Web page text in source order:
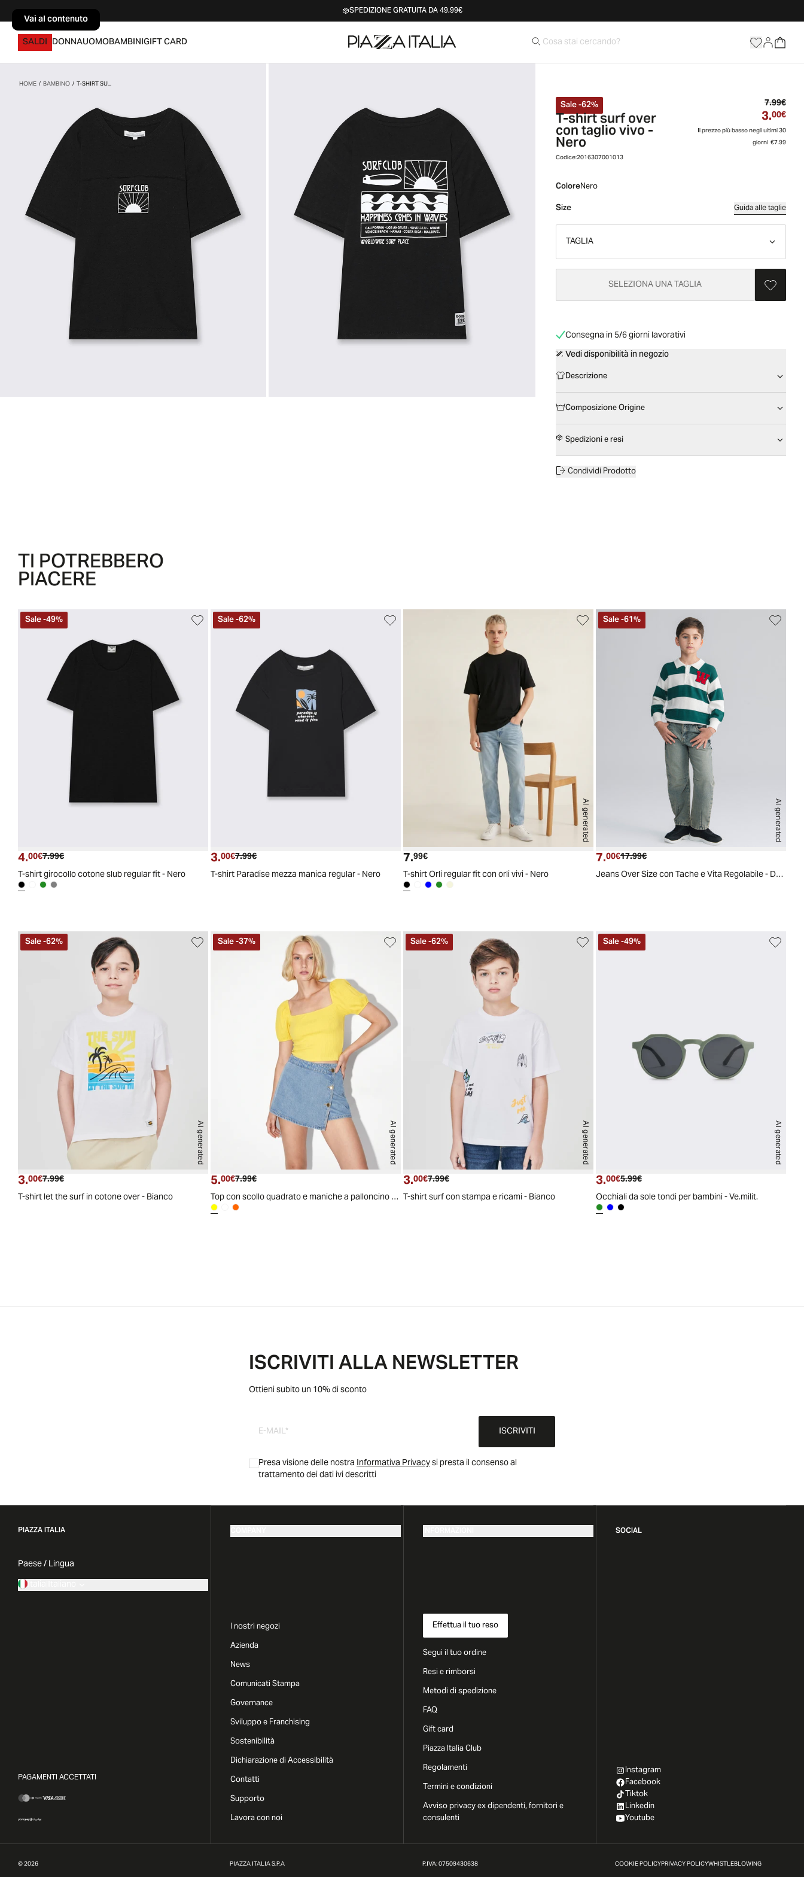
Vai al contenuto SPEDIZIONE GRATUITA DA 49,99€
SALDI DONNAUOMOBAMBINIGIFT CARD
HOME/BAMBINO/T-SHIRT SU...
Sale-62%
T-shirt surf over
con taglio vivo -
Nero
7.99€
3.00€
Il prezzo più basso negli ultimi 30
giorni€7.99
Codice:2016307001013
ColoreNero
Size
Guida alle taglie
TAGLIA
SELEZIONA UNA TAGLIA
Consegna in 5/6 giorni lavorativi
Vedi disponibilità in negozio
Descrizione
Composizione Origine
Spedizioni e resi
Condividi Prodotto
TI POTREBBERO
PIACERE
Sale-49%
Prezzo attuale
4.00€ Prezzo originale
7.99€
T-shirt girocollo cotone slub regular fit - Nero
Sale-62%
Prezzo attuale
3.00€ Prezzo originale
7.99€
T-shirt Paradise mezza manica regular - Nero
AI generated
Prezzo attuale
7.99€
T-shirt Orli regular fit con orli vivi - Nero
AI generated
Sale-61%
Prezzo attuale
7.00€ Prezzo originale
17.99€
Jeans Over Size con Tache e Vita Regolabile - Denim
AI generated
Sale-62%
Prezzo attuale
3.00€ Prezzo originale
7.99€
T-shirt let the surf in cotone over - Bianco
AI generated
Sale-37%
Prezzo attuale
5.00€ Prezzo originale
7.99€
Top con scollo quadrato e maniche a palloncino - Giallo limone
AI generated
Sale-62%
Prezzo attuale
3.00€ Prezzo originale
7.99€
T-shirt surf con stampa e ricami - Bianco
AI generated
Sale-49%
Prezzo attuale
3.00€ Prezzo originale
5.99€
Occhiali da sole tondi per bambini - Ve.milit.
ISCRIVITI ALLA NEWSLETTER
Ottieni subito un 10% di sconto
ISCRIVITI
Presa visione delle nostraInformativa Privacysi presta il consenso al
trattamento dei dati ivi descritti
PIAZZA ITALIA
Paese / Lingua
Italia|Italiano
PAGAMENTI ACCETTATI
I nostri negozi
Azienda
News
Comunicati Stampa
Governance
Sviluppo e Franchising
Sostenibilità
Dichiarazione di Accessibilità
Contatti
Supporto
Lavora con noi
Effettua il tuo reso
Segui il tuo ordine
Resi e rimborsi
Metodi di spedizione
FAQ
Gift card
Piazza Italia Club
Regolamenti
Termini e condizioni
Avviso privacy ex dipendenti, fornitori e
consulenti
SOCIAL
Instagram
Facebook
Tiktok
Linkedin
Youtube
©2026 PIAZZA ITALIA S.P.A P.IVA: 07509430638 COOKIE POLICYPRIVACY POLICYWHISTLEBLOWING
Vai al contenuto